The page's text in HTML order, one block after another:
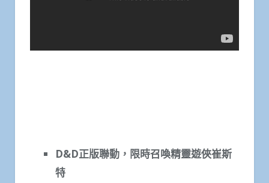
D&D正版聯動，限時召喚精靈遊俠崔斯
特